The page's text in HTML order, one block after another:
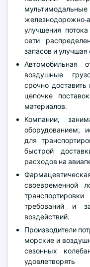
улучшения
сети
запасов и
Автомобильная
воздушные
срочно
цепочке
материалов.
Компании,
оборудованием,
для
быстрой
расходов на
своевременной
требований и
воздействий.
Производители
морские и
сезонных